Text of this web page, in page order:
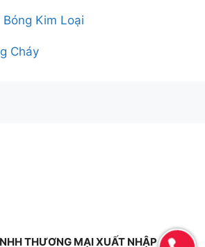
Kim Loại
Cháy
THƯƠNG MẠI XUẤT NHẬP